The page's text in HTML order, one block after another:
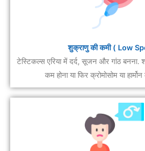
शुक्राणु की कमी ( Low
टेस्टिकल्स एरिया में दर्द, सूजन और गांठ बनना.
कम होना या फिर क्रोमोसोम या